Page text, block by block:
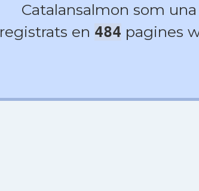
Catalansalmon som
registrats en 484 pagines